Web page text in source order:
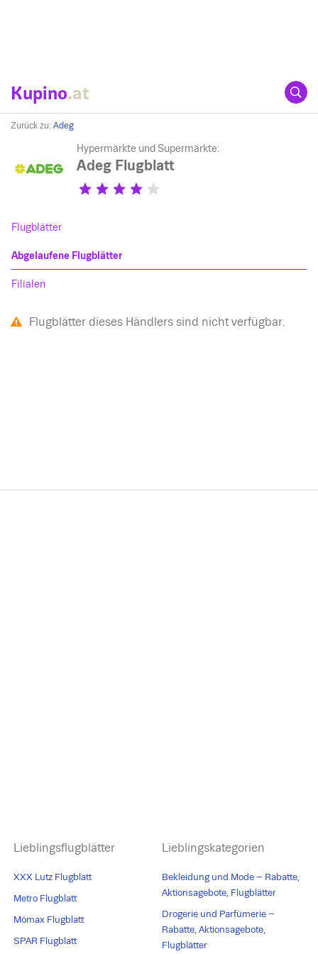
Kupino.at
Zurück zu: Adeg
Hypermärkte und Supermärkte:
Adeg Flugblatt
Flugblätter
Abgelaufene Flugblätter
Filialen
Flugblätter dieses Händlers sind nicht verfügbar.
Lieblingsflugblätter
XXX Lutz Flugblatt
Metro Flugblatt
Mömax Flugblatt
SPAR Flugblatt
Lieblingskategorien
Bekleidung und Mode – Rabatte,
Aktionsagebote, Flugblätter
Drogerie und Parfümerie –
Rabatte, Aktionsagebote,
Flugblätter